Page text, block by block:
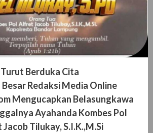
Turut Berduka Cita
Redaksi Media Online
Mengucapkan Belasungkawa
Ayahanda Kombes Pol
Tilukay, S.I.K.,M.Si